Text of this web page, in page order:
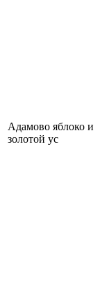
Адамово яблоко и
золотой ус